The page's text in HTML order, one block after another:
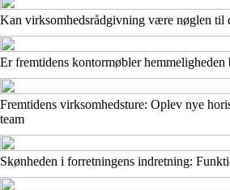
Kan virksomhedsrådgivning være nøglen til
Er fremtidens kontormøbler
Fremtidens virksomhedsture: Oplev nye
team
Skønheden i forretningens indretning: